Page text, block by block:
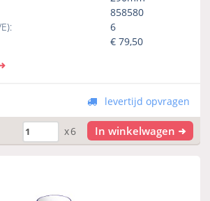
858580
6
€79,50
levertijd opvragen
x6 In winkelwagen